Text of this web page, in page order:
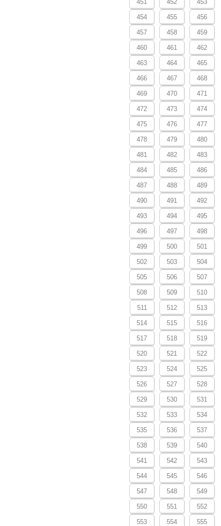
451 452 453
454 455 456
457 458 459
460 461 462
463 464 465
466 467 468
469 470 471
472 473 474
475 476 477
478 479 480
481 482 483
484 485 486
487 488 489
490 491 492
493 494 495
496 497 498
499 500 501
502 503 504
505 506 507
508 509 510
511 512 513
514 515 516
517 518 519
520 521 522
523 524 525
526 527 528
529 530 531
532 533 534
535 536 537
538 539 540
541 542 543
544 545 546
547 548 549
550 551 552
553 554 555